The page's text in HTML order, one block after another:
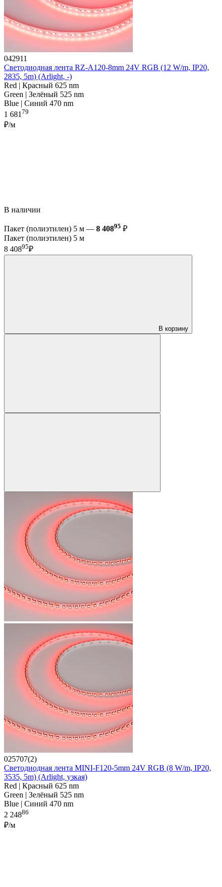
042911
Светодиодная лента RZ-A120-8mm 24V RGB (12 W/m, IP20,
2835, 5m) (Arlight, -)
Red | Красный 625 nm
Green | Зелёный 525 nm
Blue | Синий 470 nm
1 681 79
₽/м
В наличии
Пакет (полиэтилен) 5 м — 8 40895 ₽
Пакет (полиэтилен) 5 м
8 40895₽
В корзину
025707(2)
Светодиодная лента MINI-F120-5mm 24V RGB (8 W/m, IP20,
3535, 5m) (Arlight, узкая)
Red | Красный 625 nm
Green | Зелёный 525 nm
Blue | Синий 470 nm
2 24886
₽/м